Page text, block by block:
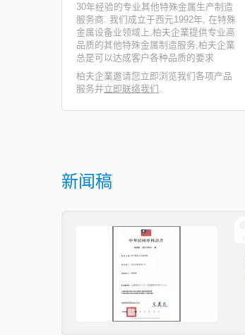
30年经验的专业其他特殊金属生产制造
服务商. 我们成立于西元1992年, 在特殊
金属设备业领域上,柏夫企業提供专业高
品质的其他特殊金属制造服务,柏夫企業
总是可以达成客户各种品质的要求
柏夫企業邀请您立即浏览我们各项产品
服务并立即联络我们 .
新闻稿